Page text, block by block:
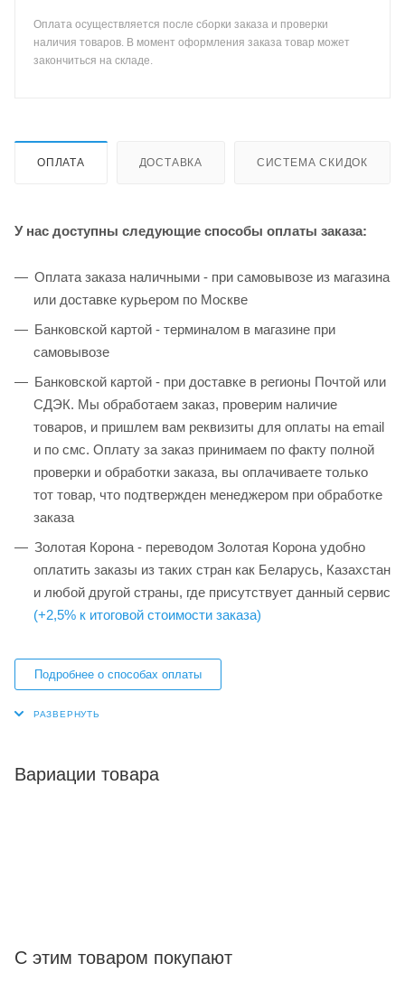
Оплата осуществляется после сборки заказа и проверки
наличия товаров. В момент оформления заказа товар может
закончиться на складе.
ОПЛАТА ДОСТАВКА СИСТЕМА СКИДОК
У нас доступны следующие способы оплаты заказа:
Оплата заказа наличными - при самовывозе из магазина
или доставке курьером по Москве
Банковской картой - терминалом в магазине при
самовывозе
Банковской картой - при доставке в регионы Почтой или
СДЭК. Мы обработаем заказ, проверим наличие
товаров, и пришлем вам реквизиты для оплаты на email
и по смс. Оплату за заказ принимаем по факту полной
проверки и обработки заказа, вы оплачиваете только
тот товар, что подтвержден менеджером при обработке
заказа
Золотая Корона - переводом Золотая Корона удобно
оплатить заказы из таких стран как Беларусь, Казахстан
и любой другой страны, где присутствует данный сервис
(+2,5% к итоговой стоимости заказа)
Подробнее о способах оплаты
Вариации товара
С этим товаром покупают